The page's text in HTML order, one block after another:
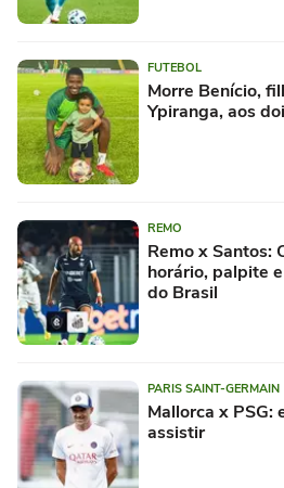
FUTEBOL
Morre Benício,
Ypiranga, aos
REMO
Remo x Santos:
horário, palpite
do Brasil
PARIS SAINT-GERMAIN
Mallorca x PSG:
assistir